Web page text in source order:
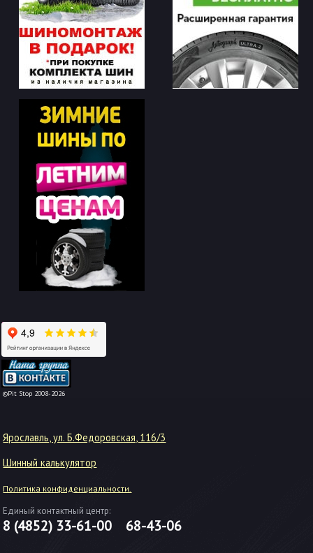
©Pit Stop 2008-2026
-->
Ярославль, ул. Б.Федоровская, 116/3
Шинный калькулятор
Политика конфиденциальности.
Единый контактный центр:
8 (4852) 33-61-00 68-43-06